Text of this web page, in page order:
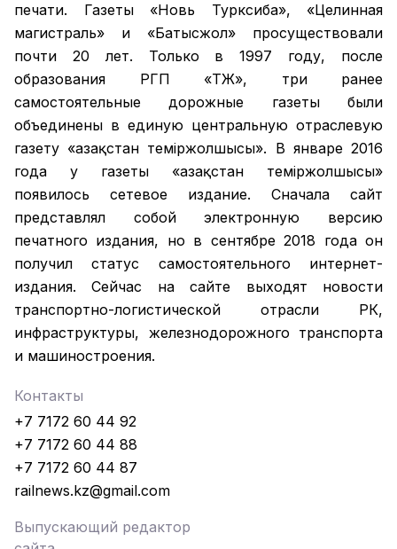
печати. Газеты «Новь Турксиба», «Целинная
магистраль» и «Батысжол» просуществовали
почти 20 лет. Только в 1997 году, после
образования РГП «ҚТЖ», три ранее
самостоятельные дорожные газеты были
объединены в единую центральную отраслевую
газету «Қазақстан темiржолшысы». В январе 2016
года у газеты «Қазақстан теміржолшысы»
появилось сетевое издание. Сначала сайт
представлял собой электронную версию
печатного издания, но в сентябре 2018 года он
получил статус самостоятельного интернет-
издания. Сейчас на сайте выходят новости
транспортно-логистической отрасли РК,
инфраструктуры, железнодорожного транспорта
и машиностроения.
Контакты
+7 7172 60 44 92
+7 7172 60 44 88
+7 7172 60 44 87
railnews.kz@gmail.com
Выпускающий редактор